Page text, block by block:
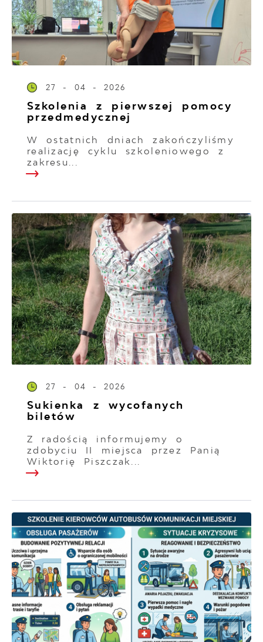
27 - 04 - 2026
Szkolenia z pierwszej pomocy
przedmedycznej
W ostatnich dniach zakończyliśmy
realizację cyklu szkoleniowego z
zakresu...
27 - 04 - 2026
Sukienka z wycofanych
biletów
Z radością informujemy o
zdobyciu II miejsca przez Panią
Wiktorię Piszczak...